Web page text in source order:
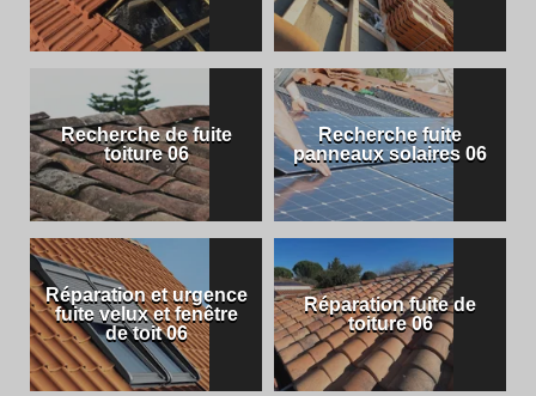
Recherche de fuite
toiture 06
Recherche fuite
panneaux solaires 06
Réparation et urgence
fuite velux et fenêtre
de toit 06
Réparation fuite de
toiture 06